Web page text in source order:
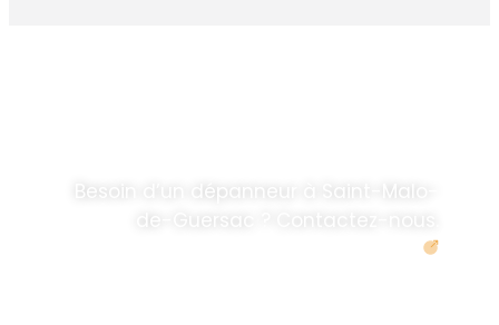
Besoin d’un dépanneur à Saint-Malo-